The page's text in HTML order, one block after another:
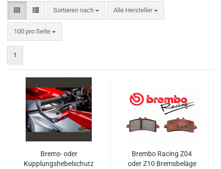
Sortieren nach
Sortieren nach Alle Hersteller
100 pro Seite
pro Seite
1
Brems- oder
Kupplungshebelschutz
Brembo Racing Z04
oder Z10 Bremsbeläge